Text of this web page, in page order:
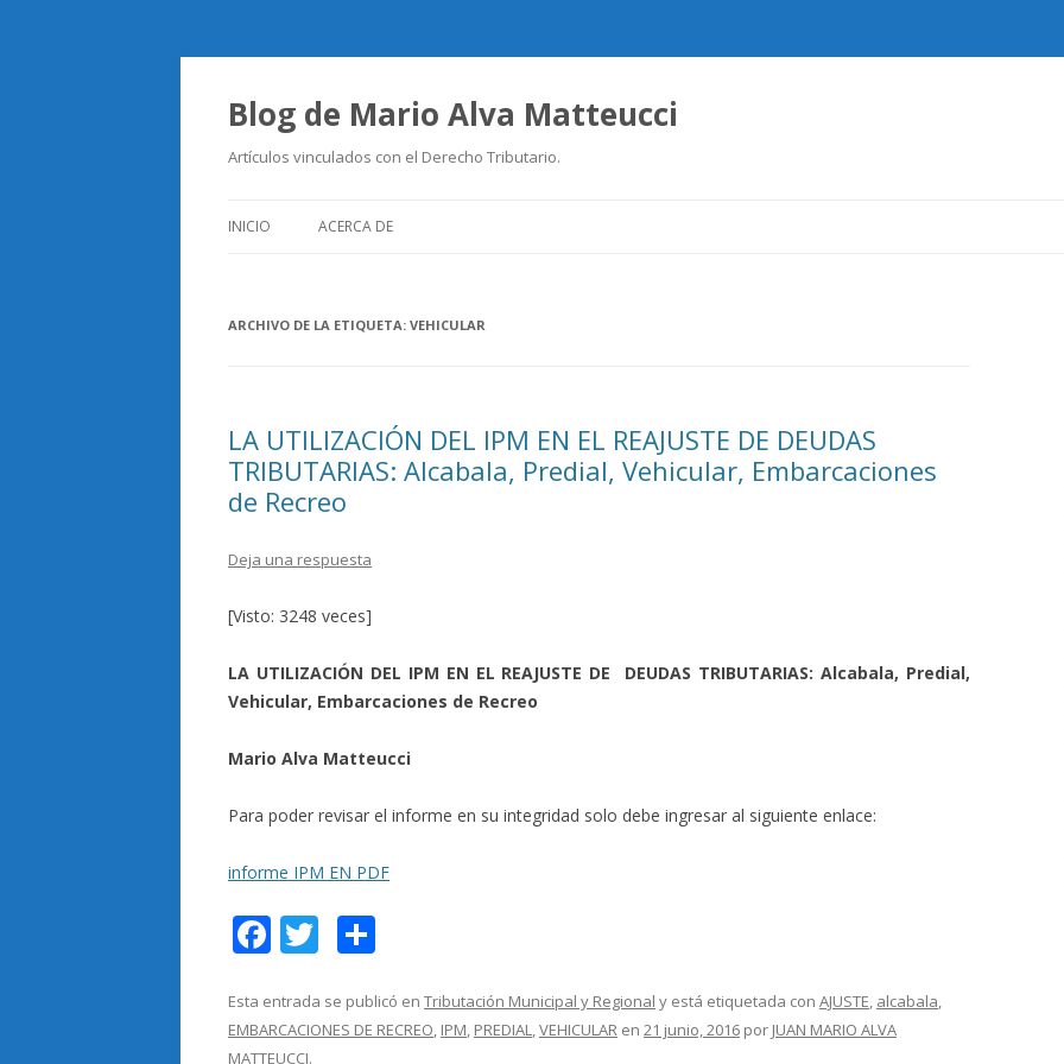
Blog de Mario Alva Matteucci
Artículos vinculados con el Derecho Tributario.
INICIO ACERCA DE
ARCHIVO DE LA ETIQUETA: VEHICULAR
LA UTILIZACIÓN DEL IPM EN EL REAJUSTE DE DEUDAS
TRIBUTARIAS: Alcabala, Predial, Vehicular, Embarcaciones
de Recreo
Deja una respuesta
[Visto: 3248 veces]
LA UTILIZACIÓN DEL IPM EN EL REAJUSTE DE DEUDAS TRIBUTARIAS: Alcabala, Predial,
Vehicular, Embarcaciones de Recreo
Mario Alva Matteucci
Para poder revisar el informe en su integridad solo debe ingresar al siguiente enlace:
informe IPM EN PDF
F
e
b
T
itt
er
m
p
Esta entrada se publicó en Tributación Municipal y Regional y está etiquetada con AJUSTE, alcabala,
EMBARCACIONES DE RECREO, IPM, PREDIAL,VEHICULAR en 21 junio, 2016 por JUAN MARIO ALVA
MATTEUCCI.